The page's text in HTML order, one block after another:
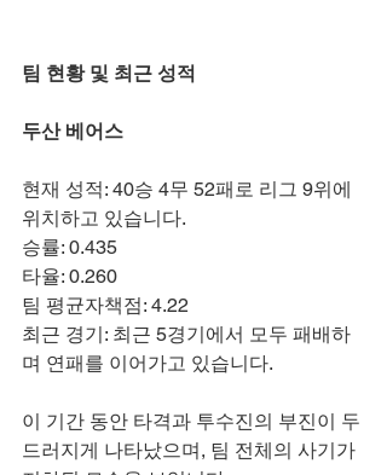
팀 현황 및 최근 성적
두산 베어스
현재 성적: 40승 4무 52패로 리그 9위에
위치하고 있습니다.
승률: 0.435
타율: 0.260
팀 평균자책점: 4.22
최근 경기: 최근 5경기에서 모두 패배하
며 연패를 이어가고 있습니다.
이 기간 동안 타격과 투수진의 부진이 두
드러지게 나타났으며, 팀 전체의 사기가